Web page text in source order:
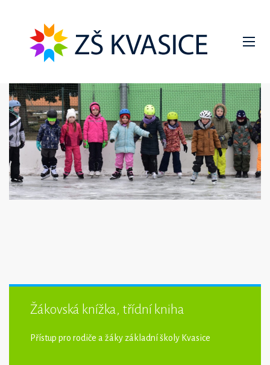
Žákovská knížka, třídní kniha
Přístup pro rodiče a žáky základní školy Kvasice